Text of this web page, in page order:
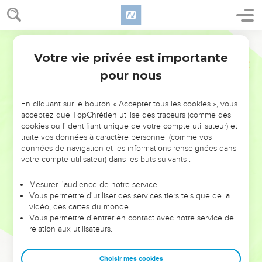
NE MANQUEZ PAS L’ÉVÉNEMENT
DE L’ANNÉE !
ET SI LEURS ERREURS POUVAIENT VOUS ÉVITER LES
VOTRES ?
leur foi ou leur vision. Mais on voit moins les doutes, les erreurs
et les saisons difficiles qu'ils ont traversés, alors même que ce
sont elles qui les ont façonnés.
Dans cette conférence, leaders, entrepreneurs, et responsables
clés pour avancer avec plus de sagesse afin que leurs erreurs
Votre vie privée est importante
pour nous
En cliquant sur le bouton « Accepter tous les cookies », vous
acceptez que TopChrétien utilise des traceurs (comme des
cookies ou l'identifiant unique de votre compte utilisateur) et
traite vos données à caractère personnel (comme vos
données de navigation et les informations renseignées dans
votre compte utilisateur) dans les buts suivants :
Mesurer l'audience de notre service
Vous permettre d'utiliser des services tiers tels que de la
vidéo, des cartes du monde…
Vous permettre d'entrer en contact avec notre service de
relation aux utilisateurs.
Choisir mes cookies